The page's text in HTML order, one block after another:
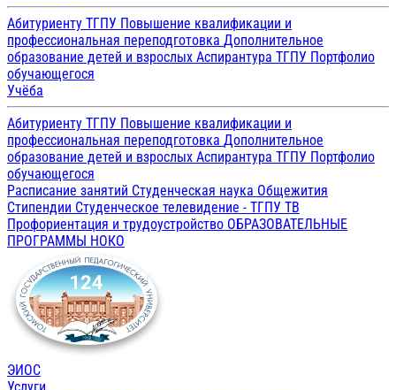
Абитуриенту ТГПУ Повышение квалификации и
профессиональная переподготовка Дополнительное
образование детей и взрослых Аспирантура ТГПУ Портфолио
обучающегося
Учёба
Абитуриенту ТГПУ Повышение квалификации и
профессиональная переподготовка Дополнительное
образование детей и взрослых Аспирантура ТГПУ Портфолио
обучающегося
Расписание занятий Студенческая наука Общежития
Стипендии Студенческое телевидение - ТГПУ ТВ
Профориентация и трудоустройство ОБРАЗОВАТЕЛЬНЫЕ
ПРОГРАММЫ НОКО
ЭИОС